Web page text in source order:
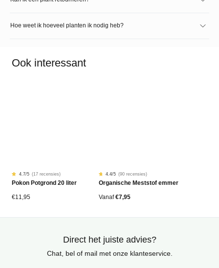
Hoe weet ik hoeveel planten ik nodig heb?
Ook interessant
Gewaardeerd
4.68
gebaseerd
op
17
4.7/5 (17 recensies)
Pokon Potgrond 20 liter
€11,95
Gewaardeerd
4.42
gebaseerd
op
90
4.4/5 (90 recensies)
Organische Meststof emmer
Vanaf €7,95
Direct het juiste advies?
Chat, bel of mail met onze klanteservice.